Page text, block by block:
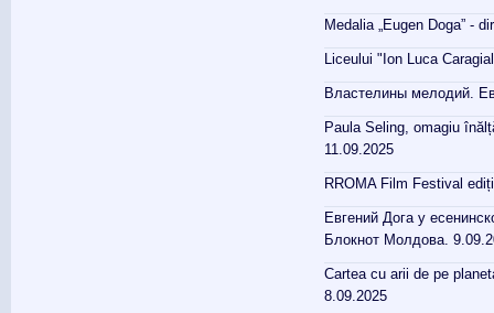
Medalia „Eugen Doga” -
Liceului "Ion Luca
Властелины мелодий.
Paula Seling, omagiu
11.09.2025
RROMA Film Festival
Евгений Дога у
Блокнот Молдова.
Cartea cu arii de pe
8.09.2025